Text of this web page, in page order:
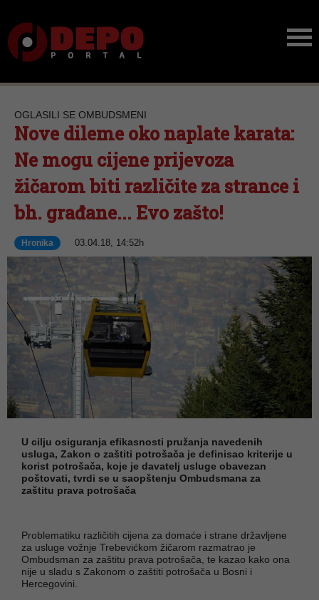
OGLASILI SE OMBUDSMENI
Nove dileme oko naplate karata:
Ne mogu cijene prijevoza
žičarom biti različite za strance i
bh. građane... Evo zašto!
Hronika 03.04.18, 14:52h
U cilju osiguranja efikasnosti pružanja navedenih
usluga, Zakon o zaštiti potrošača je definisao kriterije u
korist potrošača, koje je davatelj usluge obavezan
poštovati, tvrdi se u saopštenju Ombudsmana za
zaštitu prava potrošača
Problematiku različitih cijena za domaće i strane državljene
za usluge vožnje Trebevićkom žičarom razmatrao je
Ombudsman za zaštitu prava potrošača, te kazao kako ona
nije u sladu s Zakonom o zaštiti potrošača u Bosni i
Hercegovini.